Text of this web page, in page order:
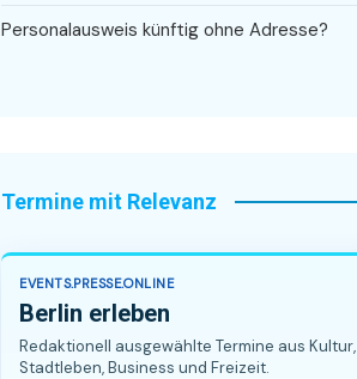
Personalausweis künftig ohne Adresse?
Termine mit Relevanz
EVENTS.PRESSE.ONLINE
Berlin erleben
Redaktionell ausgewählte Termine aus Kultur,
Stadtleben, Business und Freizeit.